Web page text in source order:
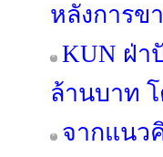
หลังการข
KUN ฝ่า
ล้านบาท โ
จากแนว